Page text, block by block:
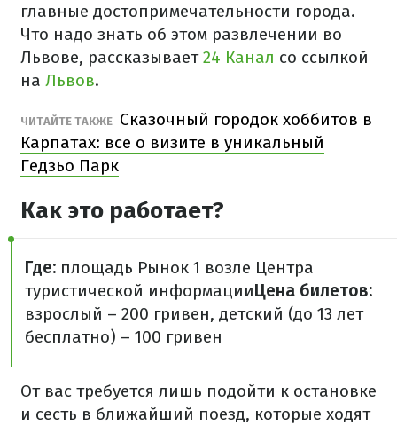
главные достопримечательности города.
Что надо знать об этом развлечении во
Львове, рассказывает24 Канал со ссылкой
на Львов.
ЧИТАЙТЕ ТАКЖЕ Сказочный городок хоббитов в
Карпатах: все о визите в уникальный
Гедзьо Парк
Как это работает?
Где: площадь Рынок 1 возле Центра
туристической информацииЦена билетов:
взрослый – 200 гривен, детский (до 13 лет
бесплатно) – 100 гривен
От вас требуется лишь подойти к остановке
и сесть в ближайший поезд, которые ходят